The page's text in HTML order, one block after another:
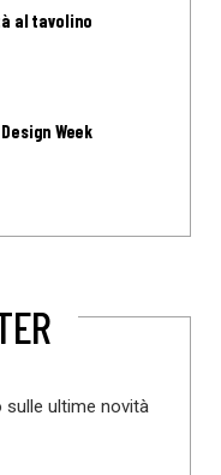
al tavolino
Week
ultime novità